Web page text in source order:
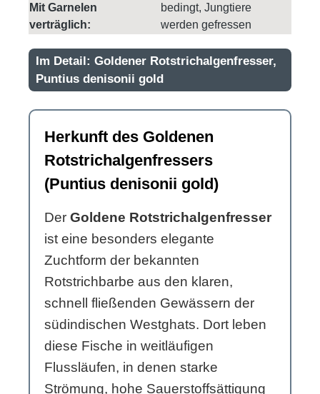
Mit Garnelen
verträglich:
bedingt, Jungtiere
werden gefressen
Im Detail: Goldener Rotstrichalgenfresser,
Puntius denisonii gold
Herkunft des Goldenen
Rotstrichalgenfressers
(Puntius denisonii gold)
Der Goldene Rotstrichalgenfresser
ist eine besonders elegante
Zuchtform der bekannten
Rotstrichbarbe aus den klaren,
schnell fließenden Gewässern der
südindischen Westghats. Dort leben
diese Fische in weitläufigen
Flussläufen, in denen starke
Strömung, hohe Sauerstoffsättigung